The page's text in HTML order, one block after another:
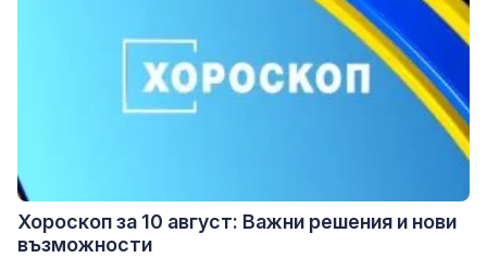
Хороскоп за 10 август: Важни решения и нови
възможности